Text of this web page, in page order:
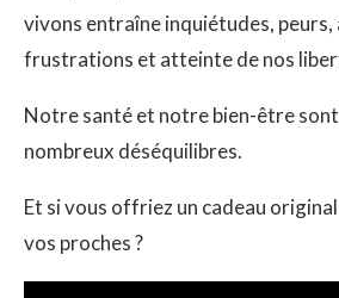
vivons entraîne inquiétudes, peurs,
frustrations et atteinte de nos
Notre santé et notre bien-être sont
nombreux déséquilibres.
Et si vous offriez un cadeau
vos proches ?